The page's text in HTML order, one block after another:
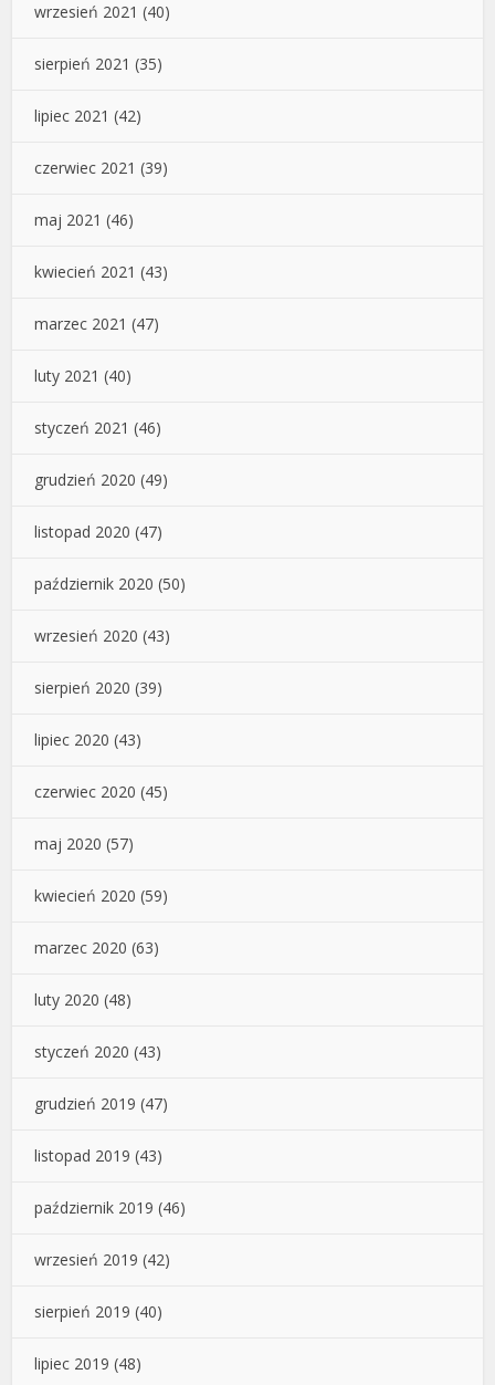
wrzesień 2021 (40)
sierpień 2021 (35)
lipiec 2021 (42)
czerwiec 2021 (39)
maj 2021 (46)
kwiecień 2021 (43)
marzec 2021 (47)
luty 2021 (40)
styczeń 2021 (46)
grudzień 2020 (49)
listopad 2020 (47)
październik 2020 (50)
wrzesień 2020 (43)
sierpień 2020 (39)
lipiec 2020 (43)
czerwiec 2020 (45)
maj 2020 (57)
kwiecień 2020 (59)
marzec 2020 (63)
luty 2020 (48)
styczeń 2020 (43)
grudzień 2019 (47)
listopad 2019 (43)
październik 2019 (46)
wrzesień 2019 (42)
sierpień 2019 (40)
lipiec 2019 (48)